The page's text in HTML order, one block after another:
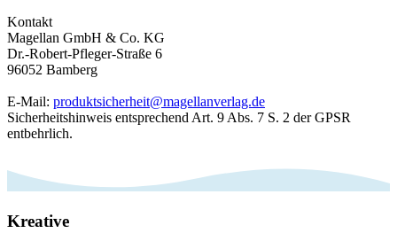
Kontakt
Magellan GmbH & Co. KG
Dr.-Robert-Pfleger-Straße 6
96052 Bamberg
E-Mail: produktsicherheit@magellanverlag.de
Sicherheitshinweis entsprechend Art. 9 Abs. 7 S. 2 der GPSR
entbehrlich.
Kreative